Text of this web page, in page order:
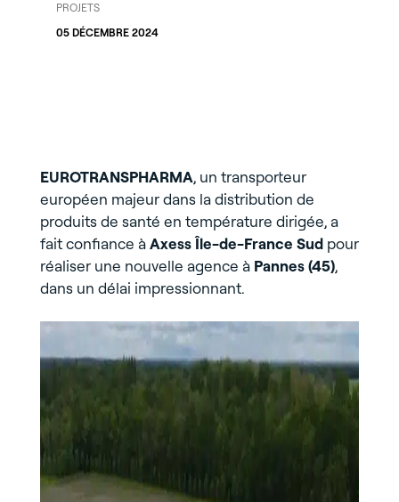
PROJETS
05 DÉCEMBRE 2024
EUROTRANSPHARMA, un transporteur
européen majeur dans la distribution de
produits de santé en température dirigée, a
fait confiance àAxess Île-de-France Sudpour
réaliser une nouvelle agence à Pannes (45),
dans un délai impressionnant.